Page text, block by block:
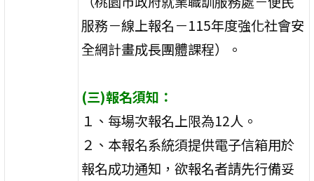
服務－線上報名－115年度強化社會安
全網計畫成長團體課程）。
(三)報名須知：
１、每場次報名上限為12人。
２、本報名系統須提供電子信箱用於
報名成功通知，欲報名者請先行備妥